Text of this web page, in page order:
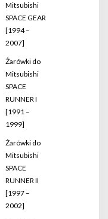
Mitsubishi
SPACE GEAR
[1994 –
2007]
Żarówki do
Mitsubishi
SPACE
RUNNER I
[1991 –
1999]
Żarówki do
Mitsubishi
SPACE
RUNNER II
[1997 –
2002]